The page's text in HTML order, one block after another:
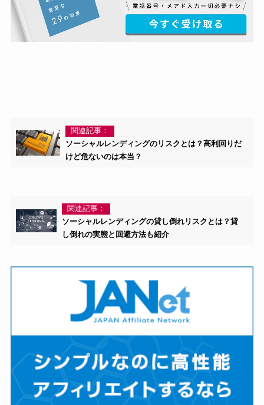
関連記事：
ソーシャルレンディングのリスクとは？高利回りだ
けど危ないのは本当？
関連記事：
ソーシャルレンディングの貸し倒れリスクとは？貸
し倒れの実態と回避方法も紹介